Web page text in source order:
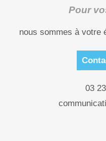
Pour
nous sommes à votre
03